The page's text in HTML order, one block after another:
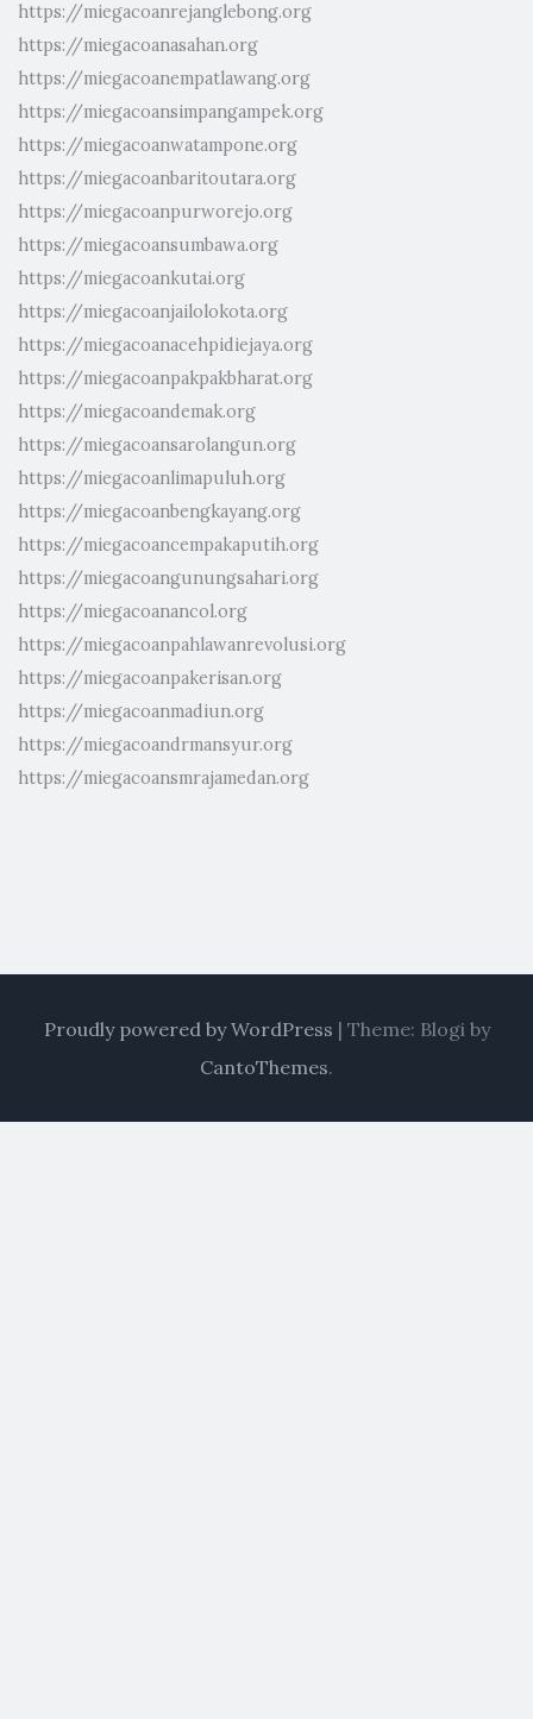
https://miegacoanrejanglebong.org
https://miegacoanasahan.org
https://miegacoanempatlawang.org
https://miegacoansimpangampek.org
https://miegacoanwatampone.org
https://miegacoanbaritoutara.org
https://miegacoanpurworejo.org
https://miegacoansumbawa.org
https://miegacoankutai.org
https://miegacoanjailolokota.org
https://miegacoanacehpidiejaya.org
https://miegacoanpakpakbharat.org
https://miegacoandemak.org
https://miegacoansarolangun.org
https://miegacoanlimapuluh.org
https://miegacoanbengkayang.org
https://miegacoancempakaputih.org
https://miegacoangunungsahari.org
https://miegacoanancol.org
https://miegacoanpahlawanrevolusi.org
https://miegacoanpakerisan.org
https://miegacoanmadiun.org
https://miegacoandrmansyur.org
https://miegacoansmrajamedan.org
Proudly powered by WordPress | Theme: Blogi by
CantoThemes.